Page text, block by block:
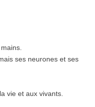
ses neurones et ses
vie et aux vivants.